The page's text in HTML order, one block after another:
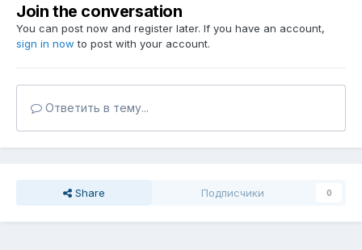
Join the conversation
You can post now and register later. If you have an account,
sign in now to post with your account.
Ответить в тему...
Share Подписчики 0